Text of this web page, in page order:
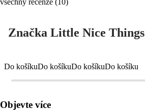
všechny recenze ( 10)
Značka Little Nice Things
Do košíkuDo košíkuDo košíkuDo košíku
Objevte více